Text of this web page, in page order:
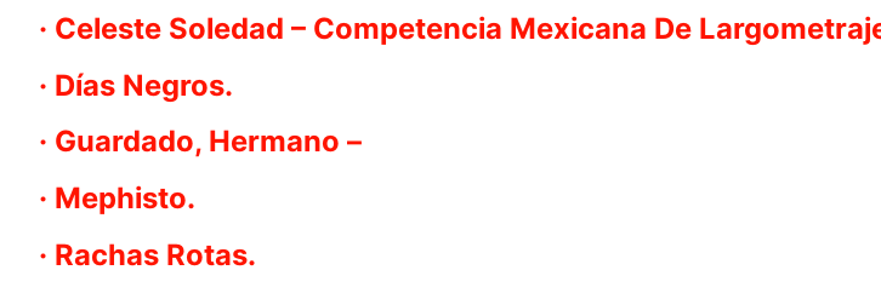
· Celeste Soledad – Competencia Mexicana De
· Días Negros.
· Guardado, Hermano –
· Mephisto.
· Rachas Rotas.